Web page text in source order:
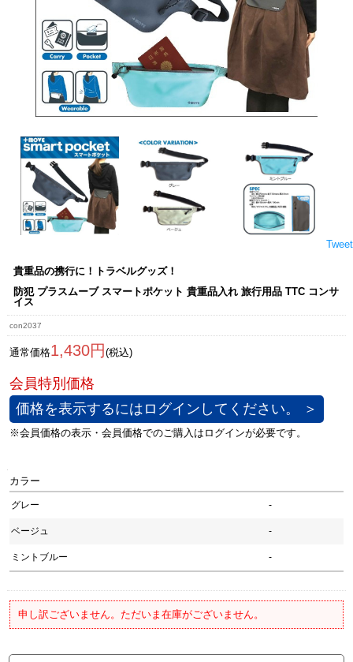
Tweet
貴重品の携行に！トラベルグッズ！
防犯 プラスムーブ スマートポケット 貴重品入れ 旅行用品 TTC コンサ
イス
con2037
通常価格1,430円 (税込)
価格を表示するにはログインしてください。 ＞
カラー
グレー -
ベージュ -
ミントブルー -
申し訳ございません。ただいま在庫がございません。